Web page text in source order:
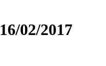
16/02/2017